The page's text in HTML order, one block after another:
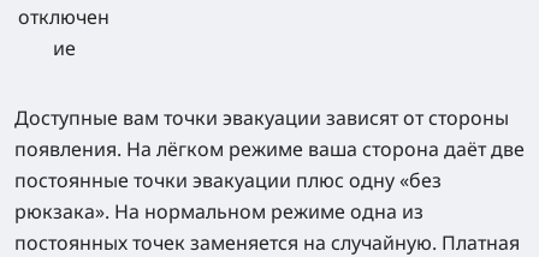
отключен
ие
Доступные вам точки эвакуации зависят от стороны
появления. На лёгком режиме ваша сторона даёт две
постоянные точки эвакуации плюс одну «без
рюкзака». На нормальном режиме одна из
постоянных точек заменяется на случайную. Платная